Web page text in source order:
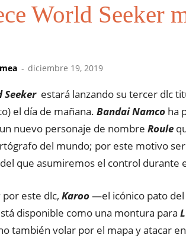
World Seeker
- diciembre 19, 2019
Seekerestará lanzando su tercer dlc
el día de mañana. Bandai Namco ha
nuevo personaje de nombre Roule
del mundo; por este motivo
que asumiremos el control durante
por este dlc, Karoo—el icónico pato
disponible como una montura para
también volar por el mapa y atacar